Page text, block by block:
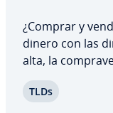
¿Comprar y
dinero con las
alta, la
dominio
TLDs